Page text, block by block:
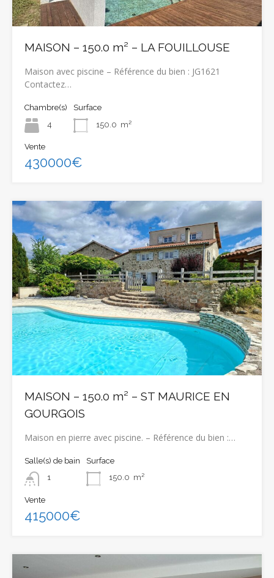
MAISON – 150.0 m² – LA FOUILLOUSE
Maison avec piscine – Référence du bien : JG1621
Contactez…
Chambre(s)
4
Surface
150.0 m²
Vente
430000€
MAISON – 150.0 m² – ST MAURICE EN
GOURGOIS
Maison en pierre avec piscine. – Référence du bien :…
Salle(s) de bain
1
Surface
150.0 m²
Vente
415000€